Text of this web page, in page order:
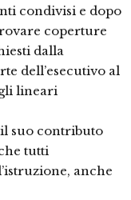
condivisi e dopo
coperture
dalla
dell’esecutivo al
lineari
suo contributo
tutti
anche